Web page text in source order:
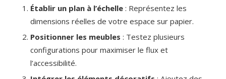
Établir un plan à l’échelle : Représentez les
dimensions réelles de votre espace sur papier.
Positionner les meubles : Testez plusieurs
configurations pour maximiser le flux et
l’accessibilité.